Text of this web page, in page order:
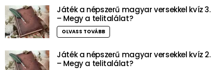
Játék a népszerű magyar versekkel kvíz 3.
– Megy a telitalálat?
OLVASS TOVÁBB
Játék a népszerű magyar versekkel kvíz 2.
– Megy a telitalálat?